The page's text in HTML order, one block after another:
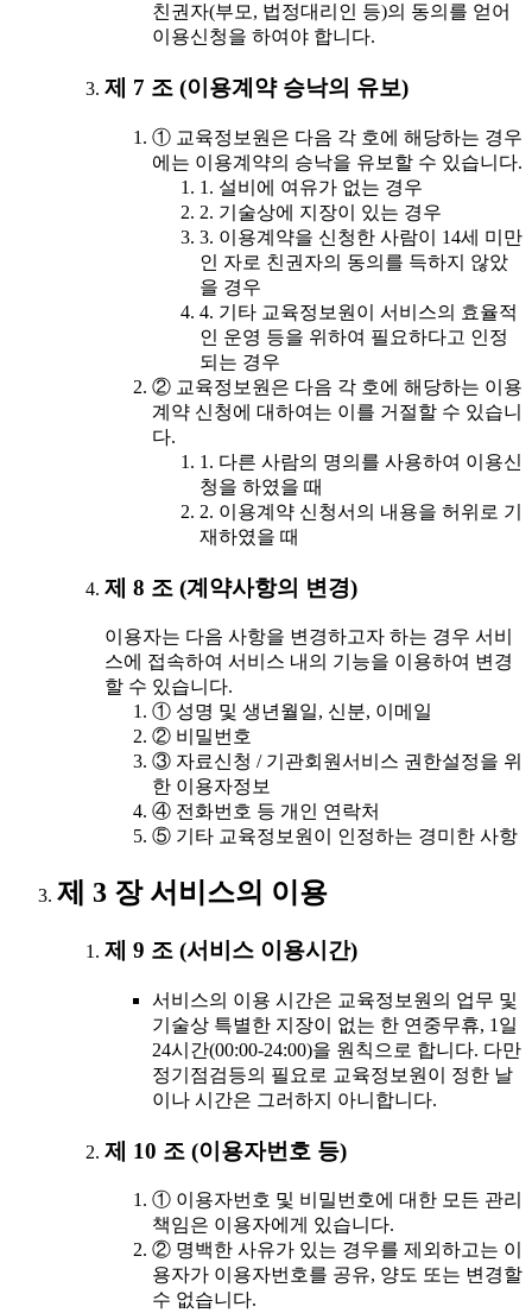
친권자(부모, 법정대리인 등)의 동의를 얻어
이용신청을 하여야 합니다.
제 7 조 (이용계약 승낙의 유보)
① 교육정보원은 다음 각 호에 해당하는 경우
에는 이용계약의 승낙을 유보할 수 있습니다.
1. 설비에 여유가 없는 경우
2. 기술상에 지장이 있는 경우
3. 이용계약을 신청한 사람이 14세 미만
인 자로 친권자의 동의를 득하지 않았
을 경우
4. 기타 교육정보원이 서비스의 효율적
인 운영 등을 위하여 필요하다고 인정
되는 경우
② 교육정보원은 다음 각 호에 해당하는 이용
계약 신청에 대하여는 이를 거절할 수 있습니
다.
1. 다른 사람의 명의를 사용하여 이용신
청을 하였을 때
2. 이용계약 신청서의 내용을 허위로 기
재하였을 때
제 8 조 (계약사항의 변경)
이용자는 다음 사항을 변경하고자 하는 경우 서비
스에 접속하여 서비스 내의 기능을 이용하여 변경
할 수 있습니다.
① 성명 및 생년월일, 신분, 이메일
② 비밀번호
③ 자료신청 / 기관회원서비스 권한설정을 위
한 이용자정보
④ 전화번호 등 개인 연락처
⑤ 기타 교육정보원이 인정하는 경미한 사항
제 3 장 서비스의 이용
제 9 조 (서비스 이용시간)
서비스의 이용 시간은 교육정보원의 업무 및
기술상 특별한 지장이 없는 한 연중무휴, 1일
24시간(00:00-24:00)을 원칙으로 합니다. 다만
정기점검등의 필요로 교육정보원이 정한 날
이나 시간은 그러하지 아니합니다.
제 10 조 (이용자번호 등)
① 이용자번호 및 비밀번호에 대한 모든 관리
책임은 이용자에게 있습니다.
② 명백한 사유가 있는 경우를 제외하고는 이
용자가 이용자번호를 공유, 양도 또는 변경할
수 없습니다.